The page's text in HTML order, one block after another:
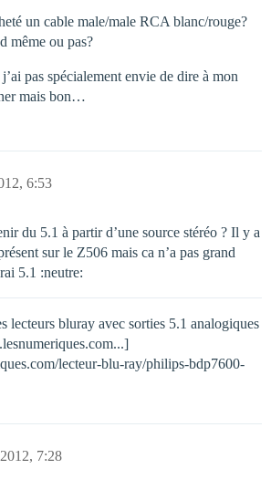
un cable male/male RCA blanc/rouge?
même ou pas?
pas spécialement envie de dire à mon
mais bon…
6:53
du 5.1 à partir d’une source stéréo ? Il y a
sur le Z506 mais ca n’a pas grand
5.1 :neutre:
lecteurs bluray avec sorties 5.1 analogiques
lecteur-blu-ray/philips-bdp7600-
7:28